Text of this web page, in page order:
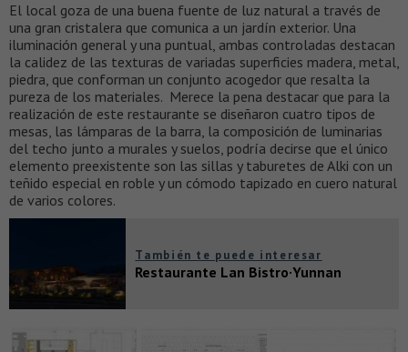
El local goza de una buena fuente de luz natural a través de
una gran cristalera que comunica a un jardín exterior. Una
iluminación general y una puntual, ambas controladas destacan
la calidez de las texturas de variadas superficies madera, metal,
piedra, que conforman un conjunto acogedor que resalta la
pureza de los materiales. Merece la pena destacar que para la
realización de este restaurante se diseñaron cuatro tipos de
mesas, las lámparas de la barra, la composición de luminarias
del techo junto a murales y suelos, podría decirse que el único
elemento preexistente son las sillas y taburetes de Alki con un
teñido especial en roble y un cómodo tapizado en cuero natural
de varios colores.
También te puede interesar
Restaurante Lan Bistro·Yunnan